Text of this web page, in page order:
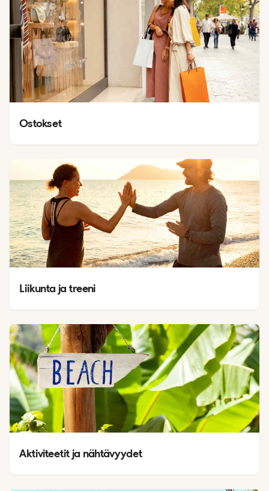
Ostokset
Liikunta ja treeni
Aktiviteetit ja nähtävyydet